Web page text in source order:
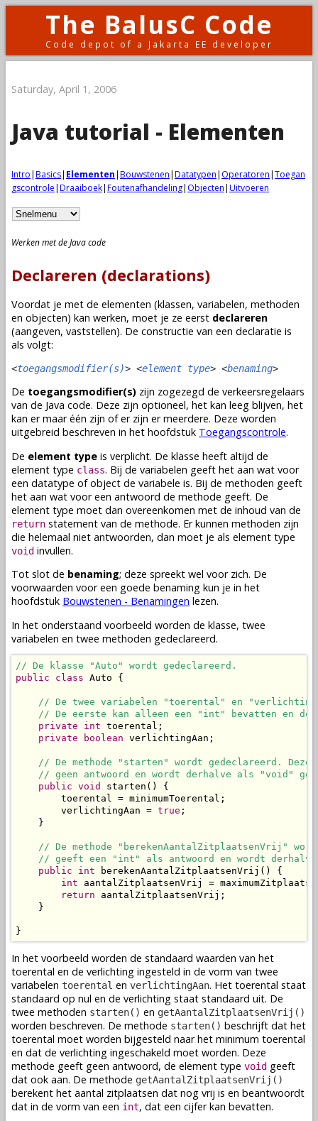
The BalusC Code
Code depot of a Jakarta EE developer
Saturday, April 1, 2006
Java tutorial - Elementen
Intro|Basics| Elementen|Bouwstenen|Datatypen| Operatoren|Toegan
gscontrole|Draaiboek|Foutenafhandeling| Objecten|Uitvoeren
Werken met de Java code
Declareren (declarations)
Voordat je met de elementen (klassen, variabelen, methoden
en objecten) kan werken, moet je ze eerst declareren
(aangeven, vaststellen). De constructie van een declaratie is
als volgt:
<toegangsmodifier(s)> <element type> <benaming>
De toegangsmodifier(s) zijn zogezegd de verkeersregelaars
van de Java code. Deze zijn optioneel, het kan leeg blijven, het
kan er maar één zijn of er zijn er meerdere. Deze worden
uitgebreid beschreven in het hoofdstuk Toegangscontrole.
De element type is verplicht. De klasse heeft altijd de
element type class. Bij de variabelen geeft het aan wat voor
een datatype ofobject de variabele is. Bij de methoden geeft
het aan wat voor een antwoord de methode geeft. De
element type moet dan overeenkomen met de inhoud van de
return statement van de methode. Er kunnen methoden zijn
die helemaal niet antwoorden, dan moet je als element type
void invullen.
Tot slot de benaming; deze spreekt wel voor zich. De
voorwaarden voor een goede benaming kun je in het
hoofdstuk Bouwstenen - Benamingen lezen.
In het onderstaand voorbeeld worden de klasse, twee
variabelen en twee methoden gedeclareerd.
// De klasse "Auto" wordt gedeclareerd.
public
class Auto {
// De twee variabelen "toerental" en
// De eerste kan alleen een "int" bevatten en de
private
int toerental;
private
boolean verlichtingAan;
// De methode "starten" wordt gedeclareerd. Deze
// geen antwoord en wordt derhalve als "void"
public void
starten() {
        toerental = minimumToerental;
        verlichtingAan =
true ;
    }
// De methode "berekenAantalZitplaatsenVrij"
// geeft een "int" als antwoord en wordt
public
int berekenAantalZitplaatsenVrij() {
int aantalZitplaatsenVrij =
return aantalZitplaatsenVrij;
    }
}
In het voorbeeld worden de standaard waarden van het
toerental en de verlichting ingesteld in de vorm van twee
variabelen toerental en verlichtingAan. Het toerental staat
standaard op nul en de verlichting staat standaard uit. De
twee methoden starten() en getAantalZitplaatsenVrij()
worden beschreven. De methode starten() beschrijft dat het
toerental moet worden bijgesteld naar het minimum toerental
en dat de verlichting ingeschakeld moet worden. Deze
methode geeft geen antwoord, de element type void geeft
dat ook aan. De methode getAantalZitplaatsenVrij()
berekent het aantal zitplaatsen dat nog vrij is en beantwoordt
dat in de vorm van een int, dat een cijfer kan bevatten.